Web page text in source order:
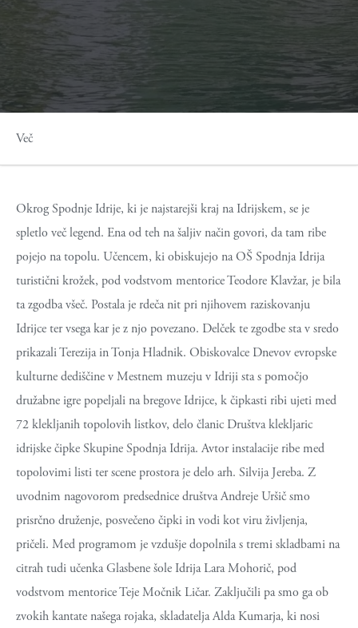
Več
Okrog Spodnje Idrije, ki je najstarejši kraj na Idrijskem, se je
spletlo več legend. Ena od teh na šaljiv način govori, da tam ribe
pojejo na topolu. Učencem, ki obiskujejo na OŠ Spodnja Idrija
turistični krožek, pod vodstvom mentorice Teodore Klavžar, je bila
ta zgodba všeč. Postala je rdeča nit pri njihovem raziskovanju
Idrijce ter vsega kar je z njo povezano. Delček te zgodbe sta v sredo
prikazali Terezija in Tonja Hladnik. Obiskovalce Dnevov evropske
kulturne dediščine v Mestnem muzeju v Idriji sta s pomočjo
družabne igre popeljali na bregove Idrijce, k čipkasti ribi ujeti med
72 klekljanih topolovih listkov, delo članic Društva klekljaric
idrijske čipke Skupine Spodnja Idrija. Avtor instalacije ribe med
topolovimi listi ter scene prostora je delo arh. Silvija Jereba. Z
uvodnim nagovorom predsednice društva Andreje Uršič smo
prisrčno druženje, posvečeno čipki in vodi kot viru življenja,
pričeli. Med programom je vzdušje dopolnila s tremi skladbami na
citrah tudi učenka Glasbene šole Idrija Lara Mohorič, pod
vodstvom mentorice Teje Močnik Ličar. Zaključili pa smo ga ob
zvokih kantate našega rojaka, skladatelja Alda Kumarja, ki nosi